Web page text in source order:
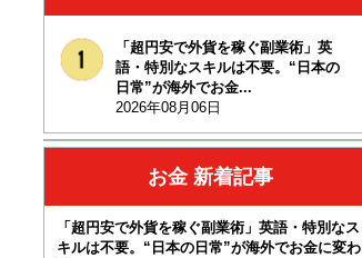
「超円安で外貨を稼ぐ副業術」英
語・特別なスキルは不要。“日本の
日常”が海外でお金...
2026年08月06日
お金 新着記事
「超円安で外貨を稼ぐ副業術」英語・特別なス
キルは不要。“日本の日常”が海外でお金に変わ